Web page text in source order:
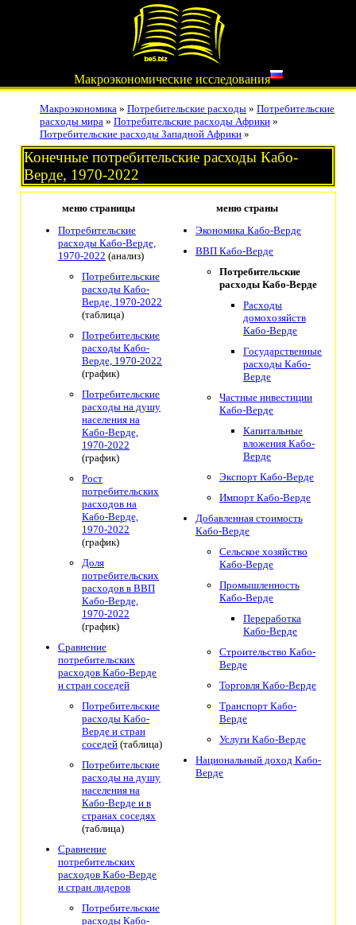
Макроэкономические исследования
Макроэкономика » Потребительские расходы » Потребительские
расходы мира » Потребительские расходы Африки »
Потребительские расходы Западной Африки »
Конечные потребительские расходы Кабо-
Верде, 1970-2022
меню страницы
меню страны
Потребительские
расходы Кабо-Верде,
1970-2022 (анализ)
Потребительские
расходы Кабо-
Верде, 1970-2022
(таблица)
Потребительские
расходы Кабо-
Верде, 1970-2022
(график)
Потребительские
расходы на душу
населения на
Кабо-Верде,
1970-2022
(график)
Рост
потребительских
расходов на
Кабо-Верде,
1970-2022
(график)
Доля
потребительских
расходов в ВВП
Кабо-Верде,
1970-2022
(график)
Сравнение
потребительских
расходов Кабо-Верде
и стран соседей
Потребительские
расходы Кабо-
Верде и стран
соседей (таблица)
Потребительские
расходы на душу
населения на
Кабо-Верде и в
странах соседях
(таблица)
Сравнение
потребительских
расходов Кабо-Верде
и стран лидеров
Потребительские
расходы Кабо-
Экономика Кабо-Верде
ВВП Кабо-Верде
Потребительские
расходы Кабо-Верде
Расходы
домохозяйств
Кабо-Верде
Государственные
расходы Кабо-
Верде
Частные инвестиции
Кабо-Верде
Капитальные
вложения Кабо-
Верде
Экспорт Кабо-Верде
Импорт Кабо-Верде
Добавленная стоимость
Кабо-Верде
Сельское хозяйство
Кабо-Верде
Промышленность
Кабо-Верде
Переработка
Кабо-Верде
Строительство Кабо-
Верде
Торговля Кабо-Верде
Транспорт Кабо-
Верде
Услуги Кабо-Верде
Национальный доход Кабо-
Верде